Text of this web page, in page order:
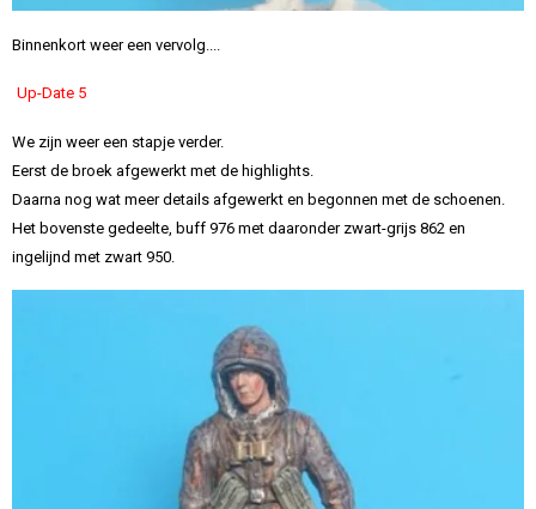
Binnenkort weer een vervolg....
Up-Date 5
We zijn weer een stapje verder.
Eerst de broek afgewerkt met de highlights.
Daarna nog wat meer details afgewerkt en begonnen met de schoenen.
Het bovenste gedeelte, buff 976 met daaronder zwart-grijs 862 en
ingelijnd met zwart 950.